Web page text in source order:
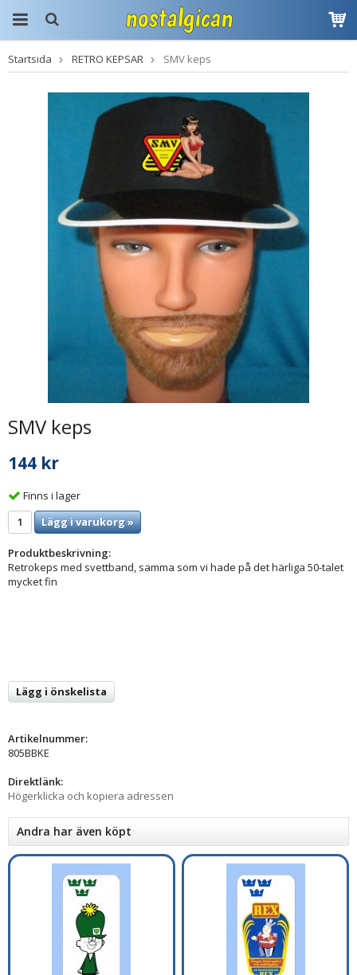
Produkten har blivit
tillagd i varukorgen
Startsida RETRO KEPSAR SMV keps
SMV keps
144 kr
Finns i lager
Lägg i varukorg »
Produktbeskrivning:
Retrokeps med svettband, samma som vi hade på det härliga 50-talet
mycket fin
Lägg i önskelista
Artikelnummer:
805BBKE
Direktlänk:
Högerklicka och kopiera adressen
Andra har även köpt